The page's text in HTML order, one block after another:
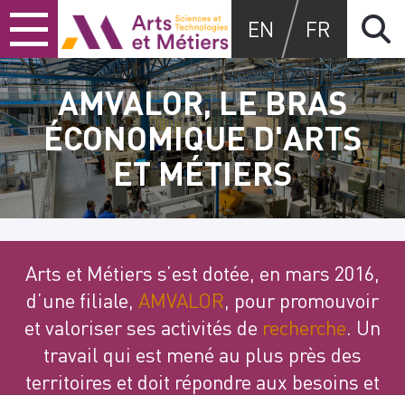
Skip
to
content
Skip
to
main
menu
Skip
to
search
Arts et métiers
EN FR
AMVALOR, LE BRAS
ÉCONOMIQUE D'ARTS
ET MÉTIERS
Arts et Métiers s’est dotée, en mars 2016,
d’une filiale, AMVALOR, pour promouvoir
et valoriser ses activités de recherche. Un
travail qui est mené au plus près des
territoires et doit répondre aux besoins et